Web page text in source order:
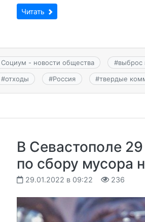
Читать
Социум - новости общества #выброс
#отходы #Россия #твердые
В Севастополе
по сбору мусора
29.01.2022 в 09:22 236